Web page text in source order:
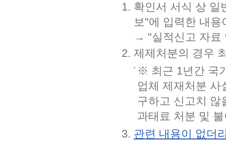
확인서 서식 상 일
보"에 입력한 내용
→ "실적신고 자료
제제처분의 경우
※ 최근 1년간 국
업체 제재처분 사
구하고 신고치 않
과태료 처분 및
관련 내용이 없더